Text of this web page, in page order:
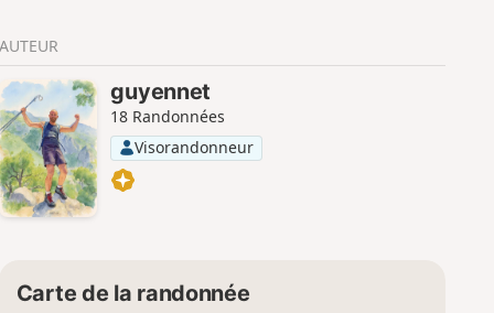
r
AUTEUR
guyennet
18 Randonnées
Visorandonneur
Carte de la randonnée